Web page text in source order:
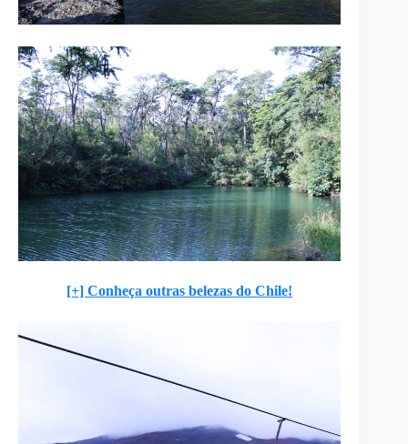
[+] Conheça outras belezas do Chile!